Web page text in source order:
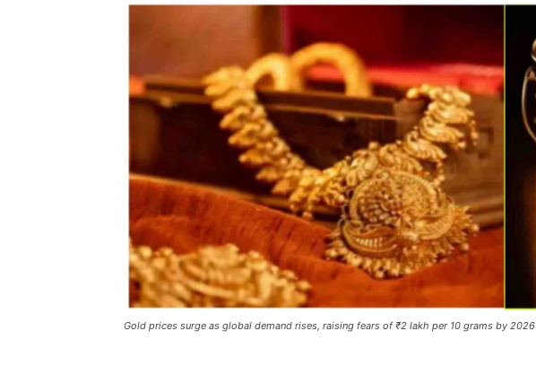
Gold prices surge as global demand rises, raising fears of ₹2 lakh per 10 grams by 2026